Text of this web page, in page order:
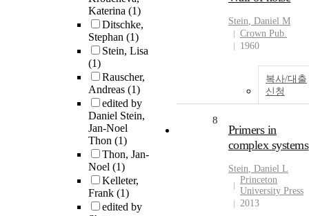
Katerina (1)
Ditschke,
Stephan (1)
Stein, Lisa
(1)
Rauscher,
Andreas (1)
edited by
Daniel Stein,
Jan-Noel
Thon (1)
Thon, Jan-
Noel (1)
Kelleter,
Frank (1)
edited by
Stein, Daniel M
Crown Pub.
1960
복사/대출
신청
8
Primers in
complex systems
Stein, Daniel L
Princeton
University Press
2013